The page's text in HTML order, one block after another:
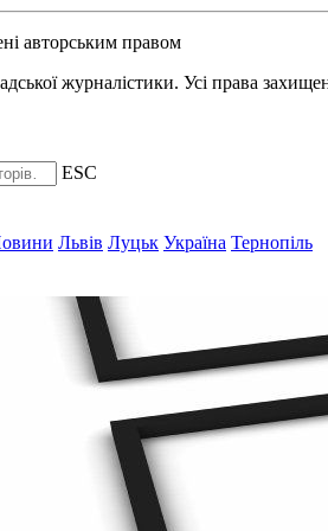
авторським правом
журналістики. Усі права
ESC
Львів Луцьк Україна Тернопіль